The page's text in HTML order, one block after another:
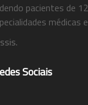
pacientes de
médicas
Sociais